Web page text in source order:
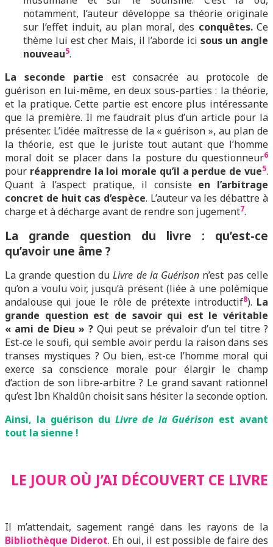
notamment, l’auteur développe sa théorie originale
sur l’effet induit, au plan moral, des conquêtes.Ce
thème lui est cher. Mais, il l’aborde icisous un angle
nouveau5.
La seconde partie est consacrée au protocole de
guérison en lui-même, en deux sous-parties : la théorie,
et la pratique. Cette partie est encore plus intéressante
que la première. Il me faudrait plus d’un article pour la
présenter. L’idée maîtresse de la « guérison », au plan de
la théorie, est que le juriste tout autant que l’homme
moral doit se placer dans la posture du questionneur6
pour réapprendre la loi morale qu’il a perdue de vue5.
Quant à l’aspect pratique, il consiste en l’arbitrage
concret de huit cas d’espèce. L’auteur va les débattre à
charge et à décharge avant de rendre son jugement7.
La grande question du livre : qu’est-ce
qu’avoir une âme ?
La grande question duLivre de la Guérison n’est pas celle
qu’on a voulu voir, jusqu’à présent (liée à une polémique
andalouse qui joue le rôle de prétexte introductif8). La
grande question est de savoir qui est le véritable
« ami de Dieu » ?Qui peut se prévaloir d’un tel titre ?
Est-ce le soufi, qui semble avoir perdu la raison dans ses
transes mystiques ? Ou bien, est-ce l’homme moral qui
exerce sa conscience morale pour élargir le champ
d’action de son libre-arbitre ? Le grand savant rationnel
qu’est Ibn Khaldûn choisit sans hésiter la seconde option.
Ainsi, la guérison du Livre de la Guérison est avant
tout la sienne !
LE JOUR OÙ J’AI DÉCOUVERT CE LIVRE
Il m’attendait, sagement rangé dans les rayons de la
Bibliothèque Diderot. Eh oui, il est possible de faire des